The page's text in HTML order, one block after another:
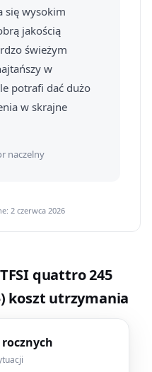
się wysokim
jakością
świeżym
w
potrafi dać dużo
w skrajne
naczelny
2 czerwca 2026
quattro 245
koszt utrzymania